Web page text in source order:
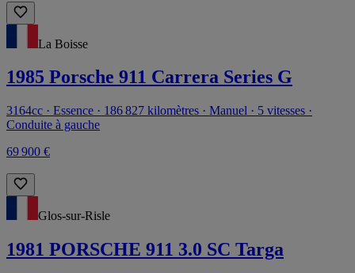
La Boisse
1985 Porsche 911 Carrera Series G
3164cc · Essence · 186 827 kilomètres · Manuel · 5 vitesses ·
Conduite à gauche
69 900 €
Glos-sur-Risle
1981 PORSCHE 911 3.0 SC Targa